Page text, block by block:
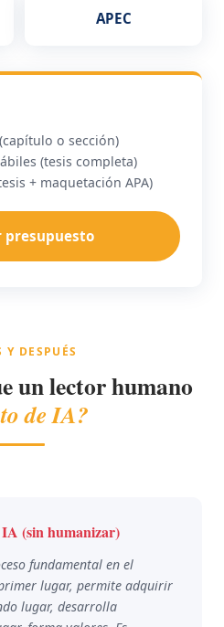
APEC
o sección)
(tesis completa)
+ maquetación APA)
presupuesto
Y DESPUÉS
un lector humano
de IA?
(sin humanizar)
fundamental en el
lugar, permite adquirir
lugar, desarrolla